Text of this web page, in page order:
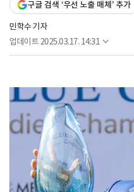
구글 검색 ‘우선 노출 매체’ 추가
민학수 기자
업데이트 2025.03.17. 14:31